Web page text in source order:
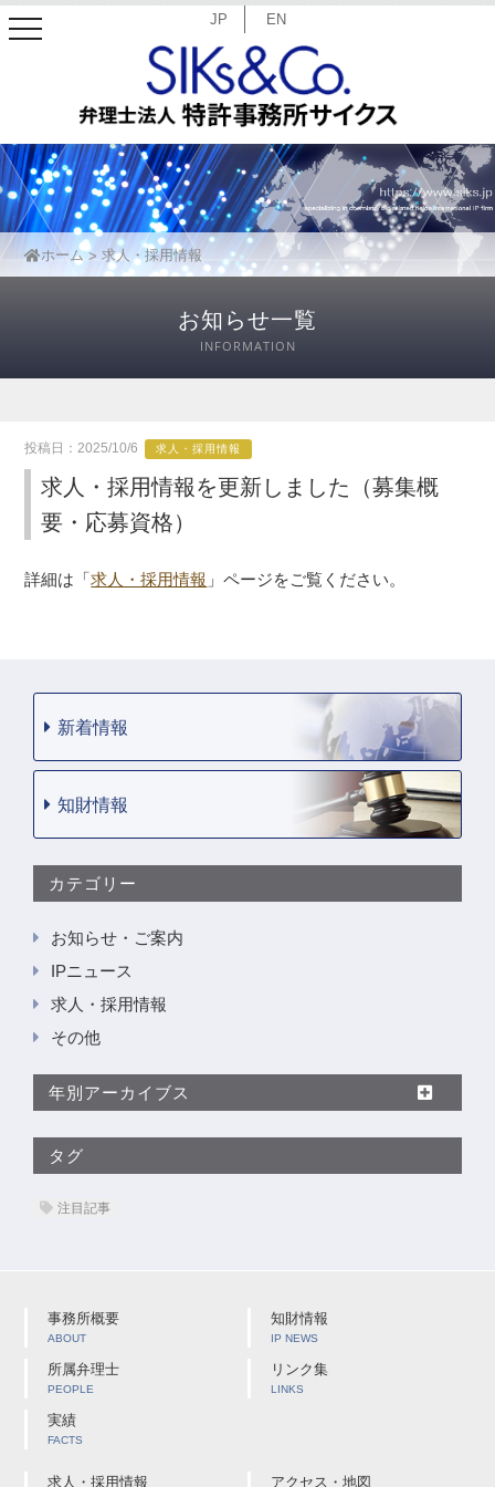
JP EN
toggle
ホーム 求人・採用情報
お知らせ一覧
INFORMATION
投稿日：2025/10/6 求人・採用情報
求人・採用情報を更新しました（募集概
要・応募資格）
詳細は「求人・採用情報 」ページをご覧ください。
新着情報
知財情報
カテゴリー
お知らせ・ご案内
IPニュース
求人・採用情報
その他
年別アーカイブス
タグ
注目記事
事務所概要
ABOUT
所属弁理士
PEOPLE
実績
FACTS
知財情報
IP NEWS
リンク集
LINKS
求人・採用情報 アクセス・地図